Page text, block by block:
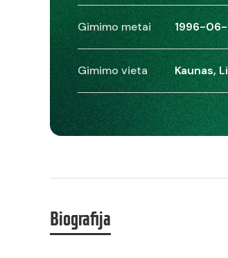
Gimimo metai 1996-
Gimimo vieta Kaunas,
Biografija